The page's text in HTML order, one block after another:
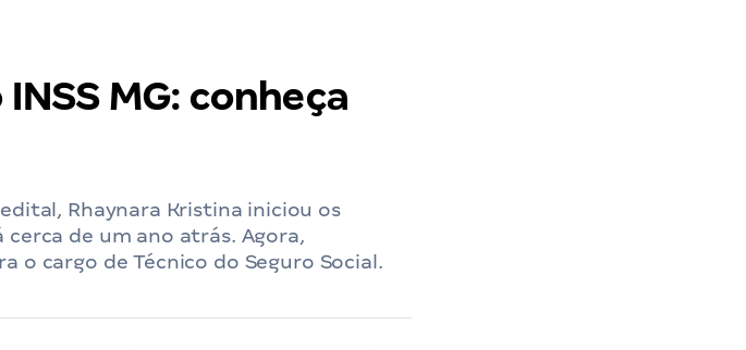
MG: conheça
Rhaynara Kristina iniciou os
cerca de um ano atrás. Agora,
o cargo de Técnico do Seguro Social.